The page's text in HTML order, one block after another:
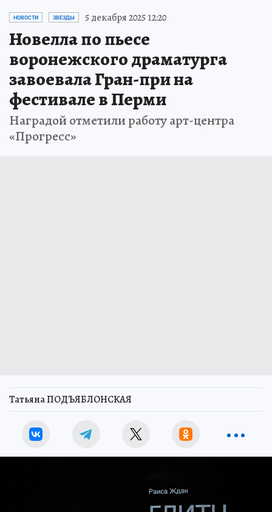
НОВОСТИ ЗВЕЗДЫ 5 декабря 2025 12:20
Новелла по пьесе
воронежского драматурга
завоевала Гран-при на
фестивале в Перми
Наградой отметили работу арт-центра
«Прогресс»
Татьяна ПОДЪЯБЛОНСКАЯ